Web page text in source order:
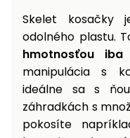
Skelet kosačky
odolného plastu.
hmotnosťou
manipulácia s
ideálne sa s
záhradkách s
pokosíte